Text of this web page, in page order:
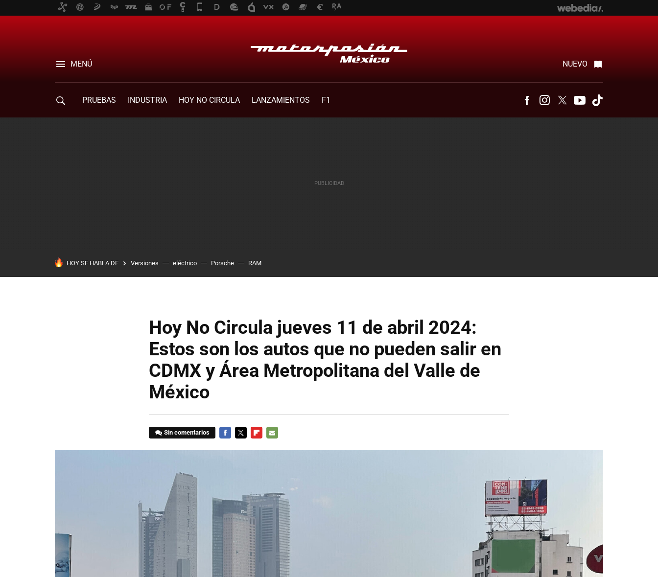
MENÚ NUEVO
PRUEBAS INDUSTRIA HOY NO CIRCULA LANZAMIENTOS F1 FacebookInstagram
Twitter Youtube
HOY SE HABLA DE Versiones eléctrico Porsche RAM
Hoy No Circula jueves 11 de abril 2024:
Estos son los autos que no pueden salir en
CDMX y Área Metropolitana del Valle de
México
Sin comentarios